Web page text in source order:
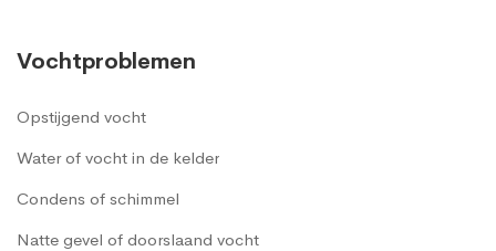
Vochtproblemen
Opstijgend vocht
Water of vocht in de kelder
Condens of schimmel
Natte gevel of doorslaand vocht